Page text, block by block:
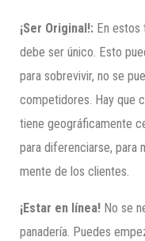
¡Ser Original!: En estos
debe ser único. Esto
para sobrevivir, no se
competidores. Hay que
tiene geográficamente
para diferenciarse, para
mente de los clientes.
¡Estar en línea! No se
panadería. Puedes